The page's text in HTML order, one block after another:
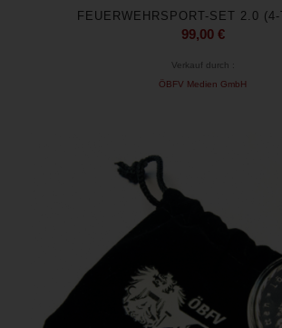
FEUERWEHRSPORT-SET 2.0
99,00 €
Verkauf durch :
ÖBFV Medien GmbH